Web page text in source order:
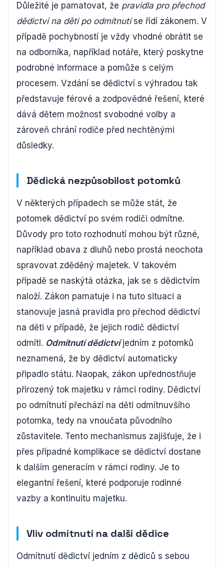
Důležité je pamatovat, že pravidla pro přechod
dědictví na děti po odmítnutíse řídí zákonem. V
případě pochybností je vždy vhodné obrátit se
na odborníka, například notáře, který poskytne
podrobné informace a pomůže s celým
procesem. Vzdání se dědictví s výhradou tak
představuje férové a zodpovědné řešení, které
dává dětem možnost svobodné volby a
zároveň chrání rodiče před nechtěnými
důsledky.
Dědická nezpůsobilost potomků
V některých případech se může stát, že
potomek dědictví po svém rodiči odmítne.
Důvody pro toto rozhodnutí mohou být různé,
například obava z dluhů nebo prostá neochota
spravovat zděděný majetek. V takovém
případě se naskýtá otázka, jak se s dědictvím
naloží. Zákon pamatuje i na tuto situaci a
stanovuje jasná pravidla pro přechod dědictví
na děti v případě, že jejich rodič dědictví
odmítl. Odmítnutí dědictvíjedním z potomků
neznamená, že by dědictví automaticky
připadlo státu. Naopak, zákon upřednostňuje
přirozený tok majetku v rámci rodiny. Dědictví
po odmítnutí přechází na děti odmítnuvšího
potomka, tedy na vnoučata původního
zůstavitele. Tento mechanismus zajišťuje, že i
přes případné komplikace se dědictví dostane
k dalším generacím v rámci rodiny. Je to
elegantní řešení, které podporuje rodinné
vazby a kontinuitu majetku.
Vliv odmítnutí na další dědice
Odmítnutí dědictví jedním z dědiců s sebou